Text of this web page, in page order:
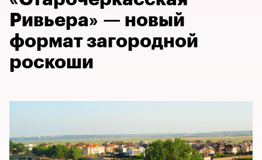
Ривьера» — новый
формат загородной
роскоши